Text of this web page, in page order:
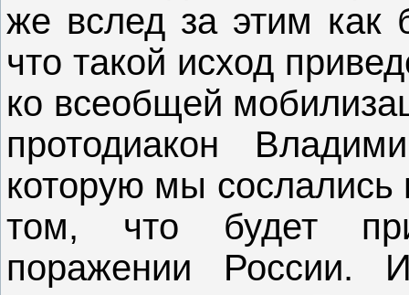
же вслед за этим как
что такой исход
ко всеобщей
протодиакон
которую мы
том, что будет
поражении России.